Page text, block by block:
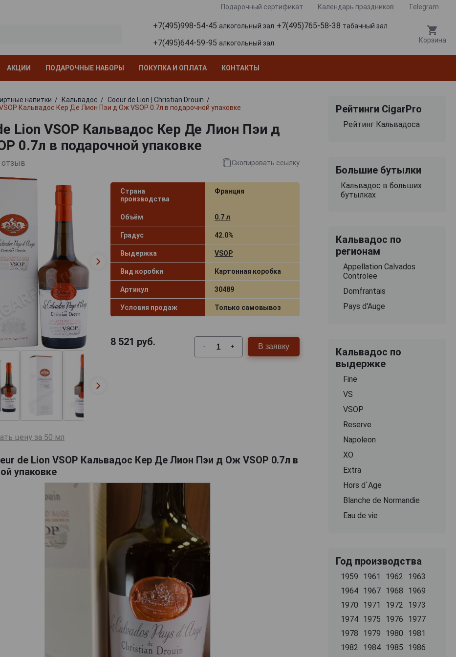
Подарочный сертификат Календарь праздников Telegram
+7(495)998-54-45 алкогольный зал +7(495)765-58-38 табачный зал
+7(495)644-59-95 алкогольный зал Корзина
АКЦИИ ПОДАРОЧНЫЕ НАБОРЫ ПОКУПКА И ОПЛАТА КОНТАКТЫ
напитки Кальвадос
Coeur de Lion | Christian Drouin
Кальвадос Кер Де Лион Пэи д Ож VSOP 0.7л в подарочной упаковке
Lion VSOP Кальвадос Кер Де Лион Пэи д
0.7л в подарочной упаковке
отзыв Скопировать ссылку
Страна
производства
Франция
Объём 0.7 л
Градус 42.0%
Выдержка VSOP
Вид коробки Картонная коробка
Артикул 30489
Условия продаж Только самовывоз
8 521 руб. - + В заявку
цену за 50 мл
de Lion VSOP Кальвадос Кер Де Лион Пэи д Ож VSOP 0.7л в
упаковке
Рейтинги CigarPro
Рейтинг Кальвадоса
Большие бутылки
Кальвадос в больших
бутылках
Кальвадос по
регионам
Appellation Calvados
Controlee
Domfrantais
Pays d'Auge
Кальвадос по
выдержке
Fine
VS
VSOP
Reserve
Napoleon
ХО
Extra
Hors d`Age
Blanche de Normandie
Eau de vie
Год производства
1959 1961 1962
1963
1964 1967 1968
1969
1970
1971 1972
1973
1974 1975 1976
1977
1978
1979 1980
1981
1982
1984 1985
1986